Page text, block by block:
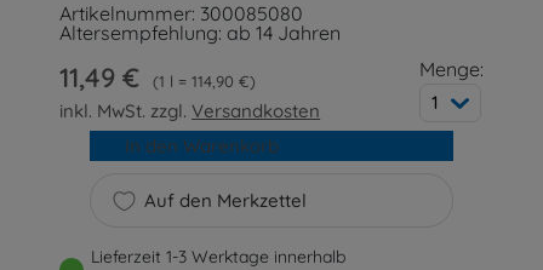
Artikelnummer: 300085080
Altersempfehlung: ab 14 Jahren
11,49 € 1 l = 114,90 €
inkl. MwSt. zzgl.Versandkosten
Menge:
1
Auf den Merkzettel
In den Warenkorb
Lieferzeit 1-3 Werktage innerhalb